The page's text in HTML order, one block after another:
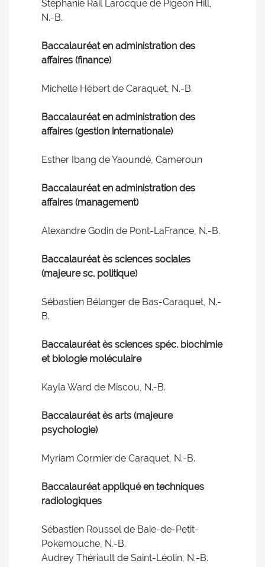
Stéphanie Rail Larocque de Pigeon Hill,
N.-B.
Baccalauréat en administration des
affaires (finance)
Michelle Hébert de Caraquet, N.-B.
Baccalauréat en administration des
affaires (gestion internationale)
Esther Ibang de Yaoundé, Cameroun
Baccalauréat en administration des
affaires (management)
Alexandre Godin de Pont-LaFrance, N.-B.
Baccalauréat ès sciences sociales
(majeure sc. politique)
Sébastien Bélanger de Bas-Caraquet, N.-
B.
Baccalauréat ès sciences spéc. biochimie
et biologie moléculaire
Kayla Ward de Miscou, N.-B.
Baccalauréat ès arts (majeure
psychologie)
Myriam Cormier de Caraquet, N.-B.
Baccalauréat appliqué en techniques
radiologiques
Sébastien Roussel de Baie-de-Petit-
Pokemouche, N.-B.
Audrey Thériault de Saint-Léolin, N.-B.